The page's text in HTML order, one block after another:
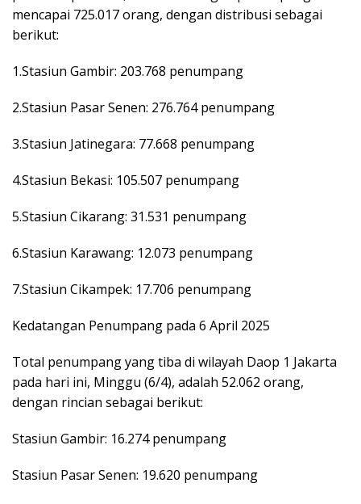
mencapai 725.017 orang, dengan distribusi sebagai
berikut:
1.Stasiun Gambir: 203.768 penumpang
2.Stasiun Pasar Senen: 276.764 penumpang
3.Stasiun Jatinegara: 77.668 penumpang
4.Stasiun Bekasi: 105.507 penumpang
5.Stasiun Cikarang: 31.531 penumpang
6.Stasiun Karawang: 12.073 penumpang
7.Stasiun Cikampek: 17.706 penumpang
Kedatangan Penumpang pada 6 April 2025
Total penumpang yang tiba di wilayah Daop 1 Jakarta
pada hari ini, Minggu (6/4), adalah 52.062 orang,
dengan rincian sebagai berikut:
Stasiun Gambir: 16.274 penumpang
Stasiun Pasar Senen: 19.620 penumpang